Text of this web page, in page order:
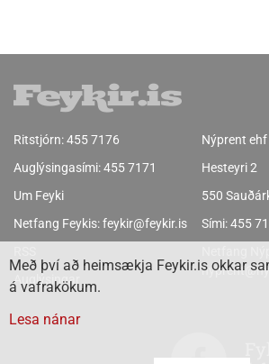
Ritstjórn:455 7176
Auglýsingasími:455 7171
Um Feyki
Netfang Feykis:feykir@feykir.is
Auglýsingar
Nýprent ehf
Hesteyri 2
550
Sími:455
Með því að heimsækja Feykir.is okkar
á vafrakökum.
Lesa nánar